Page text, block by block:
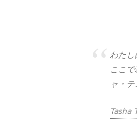
わたし
ここ
ャ・テ
Tasha